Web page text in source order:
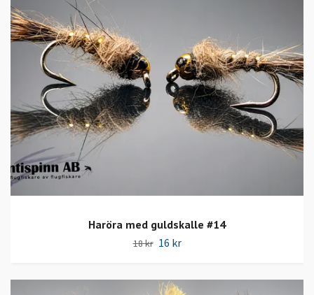
Haröra med guldskalle #14
18 kr 16 kr